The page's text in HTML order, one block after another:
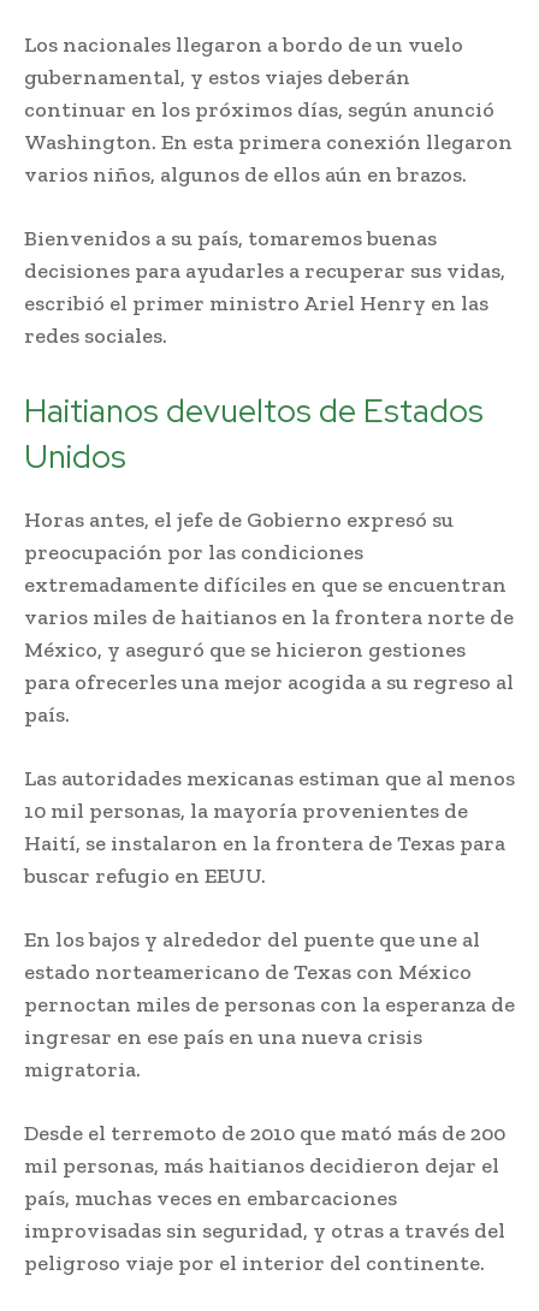
Los nacionales llegaron a bordo de un vuelo
gubernamental, y estos viajes deberán
continuar en los próximos días, según anunció
Washington. En esta primera conexión llegaron
varios niños, algunos de ellos aún en brazos.
Bienvenidos a su país, tomaremos buenas
decisiones para ayudarles a recuperar sus vidas,
escribió el primer ministro Ariel Henry en las
redes sociales.
Haitianos devueltos de Estados
Unidos
Horas antes, el jefe de Gobierno expresó su
preocupación por las condiciones
extremadamente difíciles en que se encuentran
varios miles de haitianos en la frontera norte de
México, y aseguró que se hicieron gestiones
para ofrecerles una mejor acogida a su regreso al
país.
Las autoridades mexicanas estiman que al menos
10 mil personas, la mayoría provenientes de
Haití, se instalaron en la frontera de Texas para
buscar refugio en EEUU.
En los bajos y alrededor del puente que une al
estado norteamericano de Texas con México
pernoctan miles de personas con la esperanza de
ingresar en ese país en una nueva crisis
migratoria.
Desde el terremoto de 2010 que mató más de 200
mil personas, más haitianos decidieron dejar el
país, muchas veces en embarcaciones
improvisadas sin seguridad, y otras a través del
peligroso viaje por el interior del continente.